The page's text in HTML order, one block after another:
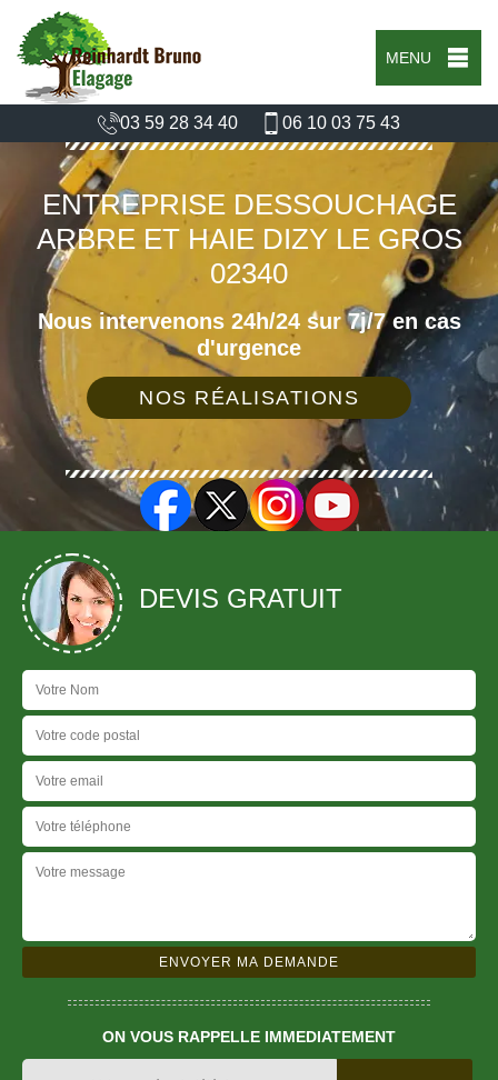
MENU
03 59 28 34 40 06 10 03 75 43
ENTREPRISE DESSOUCHAGE
ARBRE ET HAIE DIZY LE GROS
02340
Nous intervenons 24h/24 sur 7j/7 en cas
d'urgence
NOS RÉALISATIONS
DEVIS GRATUIT
ON VOUS RAPPELLE IMMEDIATEMENT